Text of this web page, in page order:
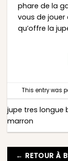
phare de la
vous de jouer
qu’offre la
This entry was
jupe tres longue
marron
← RETOUR À